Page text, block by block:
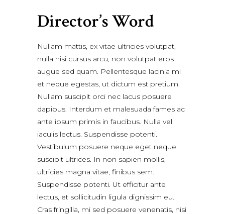
Director’s Word
Nullam mattis, ex vitae ultricies volutpat,
nulla nisi cursus arcu, non volutpat eros
augue sed quam. Pellentesque lacinia mi
et neque egestas, ut dictum est pretium.
Nullam suscipit orci nec lacus posuere
dapibus. Interdum et malesuada fames ac
ante ipsum primis in faucibus. Nulla vel
iaculis lectus. Suspendisse potenti.
Vestibulum posuere neque eget neque
suscipit ultrices. In non sapien mollis,
ultricies magna vitae, finibus sem.
Suspendisse potenti. Ut efficitur ante
lectus, et sollicitudin ligula dignissim eu.
Cras fringilla, mi sed posuere venenatis, nisi